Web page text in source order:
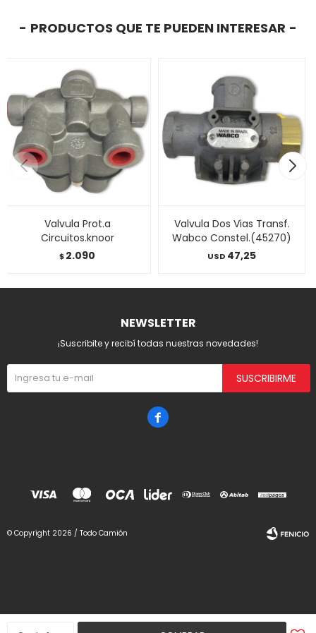
PRODUCTOS QUE TE PUEDEN INTERESAR
Valvula Prot.a
Circuitos.knoor
$2.090
Valvula Dos Vias Transf.
Wabco Constel.(45270)
USD 47,25
NEWSLETTER
¡Suscribite y recibí todas nuestras novedades!
SUSCRIBIRME

© Copyright 2026 / Todo Camión
Fenicio